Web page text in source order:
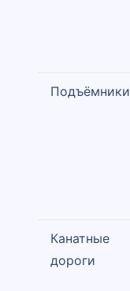
Подъёмники
Канатные
дороги